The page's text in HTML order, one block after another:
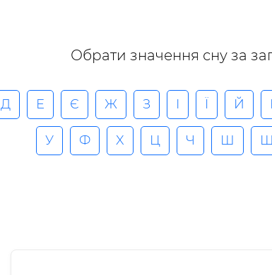
Обрати значення сну за
Д Е Є Ж З І Ї Й
У Ф X Ц Ч Ш